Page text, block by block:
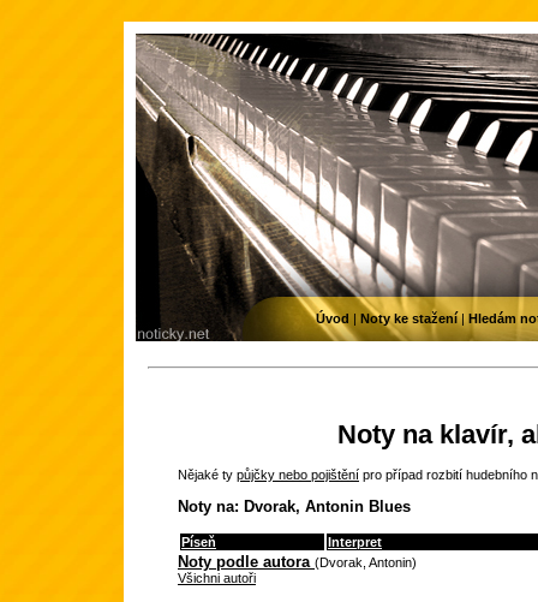
Noty na klavír,
Nějaké ty půjčky nebo pojištění pro případ rozbití hudebního
Noty na: Dvorak, Antonin Blues
Píseň Interpret
Noty podle autora (Dvorak, Antonin)
Všichni autoři
Úvod | Noty ke stažení| Hledám